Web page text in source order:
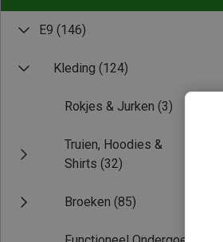
E9 (146)
Kleding (124)
Rokjes & Jurken (3)
Truien, Hoodies &
Shirts (32)
Broeken (85)